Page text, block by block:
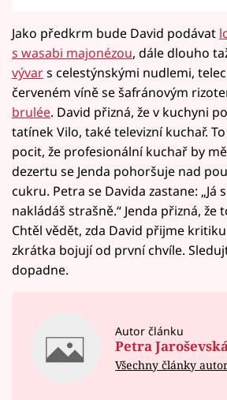
Jako předkrm bude David podávat
s wasabi majonézou, dále dlouho
vývars celestýnskými nudlemi,
červeném víně se šafránovým
brulée. David přizná, že v kuchyni
tatínek Vilo, také televizní kuchař.
pocit, že profesionální kuchař by
dezertu se Jenda pohoršuje nad
cukru. Petra se Davida zastane: „Já
nakládáš strašně.“ Jenda přizná, že
Chtěl vědět, zda David přijme
zkrátka bojují od první chvíle.
dopadne.
Autor článku
Petra
Všechny články